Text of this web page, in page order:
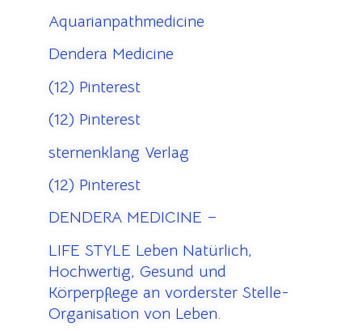
Aquarianpathmedicine
Dendera Medicine
(12) Pinterest
(12) Pinterest
sternenklang Verlag
(12) Pinterest
DENDERA MEDICINE –
LIFE STYLE Leben Natürlich,
Hochwertig, Gesund und
Körperpflege an vorderster Stelle-
Organisation von Leben.